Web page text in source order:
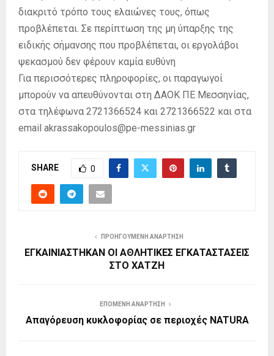
διακριτό τρόπο τους ελαιώνες τους, όπως
προβλέπεται. Σε περίπτωση της μη ύπαρξης της
ειδικής σήμανσης που προβλέπεται, οι εργολάβοι
ψεκασμού δεν φέρουν καμία ευθύνη
Για περισσότερες πληροφορίες, οι παραγωγοί
μπορούν να απευθύνονται στη ΔΑΟΚ ΠΕ Μεσσηνίας,
στα τηλέφωνα 2721366524 και 2721366522 και στα
email akrassakopoulos@pe-messinias.gr
SHARE 0
ΠΡΟΗΓΟΎΜΕΝΗ ΑΝΆΡΤΗΣΗ
ΕΓΚΑΙΝΙΑΣΤΗΚΑΝ ΟΙ ΑΘΛΗΤΙΚΕΣ ΕΓΚΑΤΑΣΤΑΣΕΙΣ
ΣΤΟ ΧΑΤΖΗ
ΕΠΌΜΕΝΗ ΑΝΆΡΤΗΣΗ
Απαγόρευση κυκλοφορίας σε περιοχές NATURA